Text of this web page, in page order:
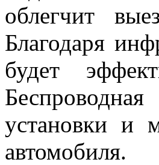
облегчит
Благодаря
будет
установки и
автомобиля.